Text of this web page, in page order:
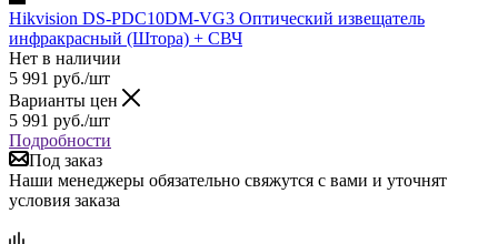
Hikvision DS-PDC10DM-VG3 Оптический извещатель
инфракрасный (Штора) + СВЧ
Нет в наличии
5 991 руб./шт
Варианты цен
5 991 руб./шт
Подробности
Под заказ
Наши менеджеры обязательно свяжутся с вами и уточнят
условия заказа